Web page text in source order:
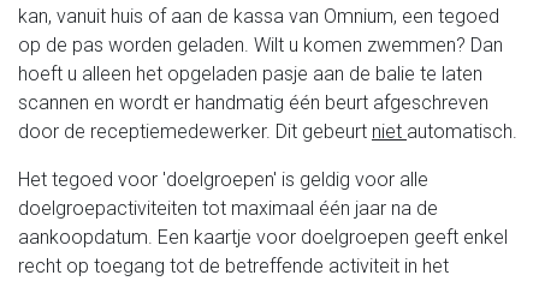
kan, vanuit huis of aan de kassa van Omnium, een tegoed
op de pas worden geladen. Wilt u komen zwemmen? Dan
hoeft u alleen het opgeladen pasje aan de balie te laten
scannen en wordt er handmatig één beurt afgeschreven
door de receptiemedewerker. Dit gebeurt niet automatisch.
Het tegoed voor 'doelgroepen' is geldig voor alle
doelgroepactiviteiten tot maximaal één jaar na de
aankoopdatum. Een kaartje voor doelgroepen geeft enkel
recht op toegang tot de betreffende activiteit in het